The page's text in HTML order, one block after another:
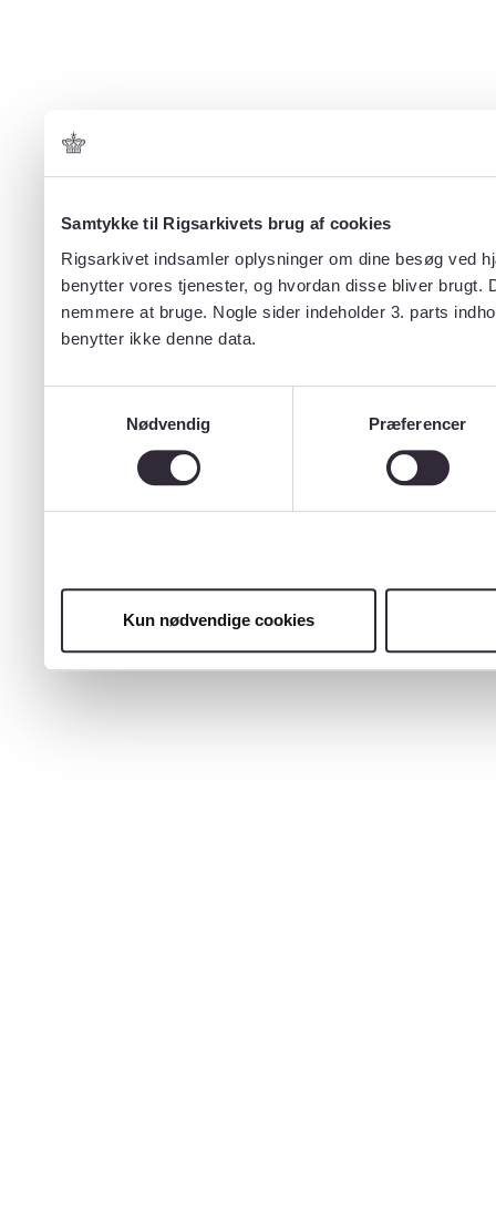
Samtykke til Rigsarkivets brug af cookies
Rigsarkivet indsamler oplysninger om dine besøg ved
benytter vores tjenester, og hvordan disse bliver
nemmere at bruge. Nogle sider indeholder 3. parts
benytter ikke denne data.
Nødvendig
Præferencer
Kun nødvendige cookies